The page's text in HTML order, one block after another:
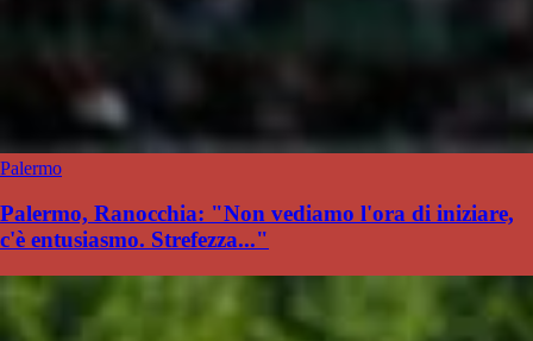
Palermo
Palermo, Ranocchia: "Non vediamo l'ora di iniziare,
c'è entusiasmo. Strefezza..."